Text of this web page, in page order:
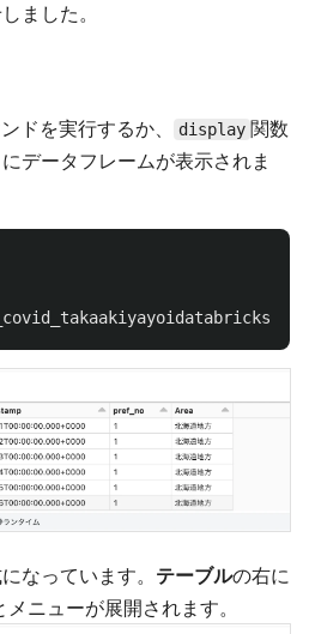
ました。
ドを実行するか、 display 関数
データフレームが表示されま
なっています。 テーブルの右に
ニューが展開されます。